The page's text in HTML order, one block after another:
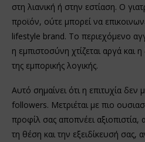
στη λιανική ή στην εστίαση. Ο
προϊόν, ούτε μπορεί να
lifestyle brand. Το περιεχόμενο
η εμπιστοσύνη χτίζεται αργά και
της εμπορικής λογικής.
Αυτό σημαίνει ότι η επιτυχία δεν
followers. Μετριέται με πιο
προφίλ σας αποπνέει αξιοπιστία,
τη θέση και την εξειδίκευσή σας,